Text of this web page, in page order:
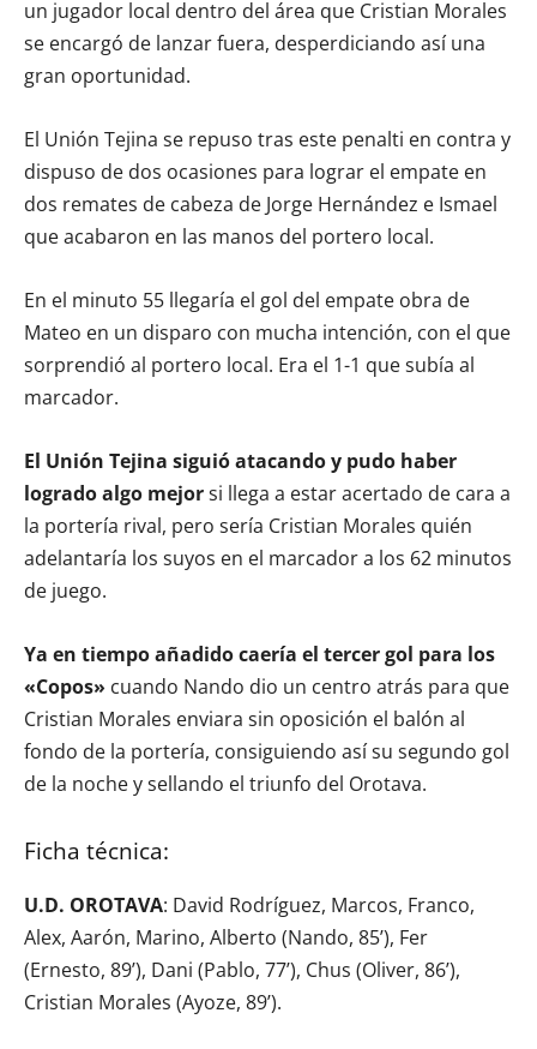
un jugador local dentro del área que Cristian Morales
se encargó de lanzar fuera, desperdiciando así una
gran oportunidad.
El Unión Tejina se repuso tras este penalti en contra y
dispuso de dos ocasiones para lograr el empate en
dos remates de cabeza de Jorge Hernández e Ismael
que acabaron en las manos del portero local.
En el minuto 55 llegaría el gol del empate obra de
Mateo en un disparo con mucha intención, con el que
sorprendió al portero local. Era el 1-1 que subía al
marcador.
El Unión Tejina siguió atacando y pudo haber
logrado algo mejorsi llega a estar acertado de cara a
la portería rival, pero sería Cristian Morales quién
adelantaría los suyos en el marcador a los 62 minutos
de juego.
Ya en tiempo añadido caería el tercer gol para los
«Copos» cuando Nando dio un centro atrás para que
Cristian Morales enviara sin oposición el balón al
fondo de la portería, consiguiendo así su segundo gol
de la noche y sellando el triunfo del Orotava.
Ficha técnica:
U.D. OROTAVA: David Rodríguez, Marcos, Franco,
Alex, Aarón, Marino, Alberto (Nando, 85’), Fer
(Ernesto, 89’), Dani (Pablo, 77’), Chus (Oliver, 86’),
Cristian Morales (Ayoze, 89’).